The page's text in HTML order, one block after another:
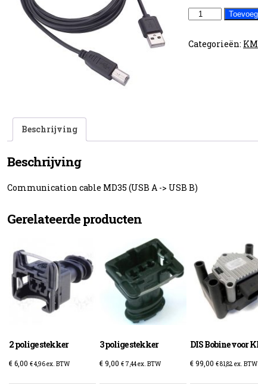
KMS
Categorieën:
Beschrijving
Beschrijving
Communication cable MD35 (USB A -> USB B)
Gerelateerde producten
2 polige stekker
€6,00 €4,96ex. BTW
3 polige stekker
€9,00 € 7,44ex. BTW
DIS Bobine voor
€99,00 €81,82 ex. BTW